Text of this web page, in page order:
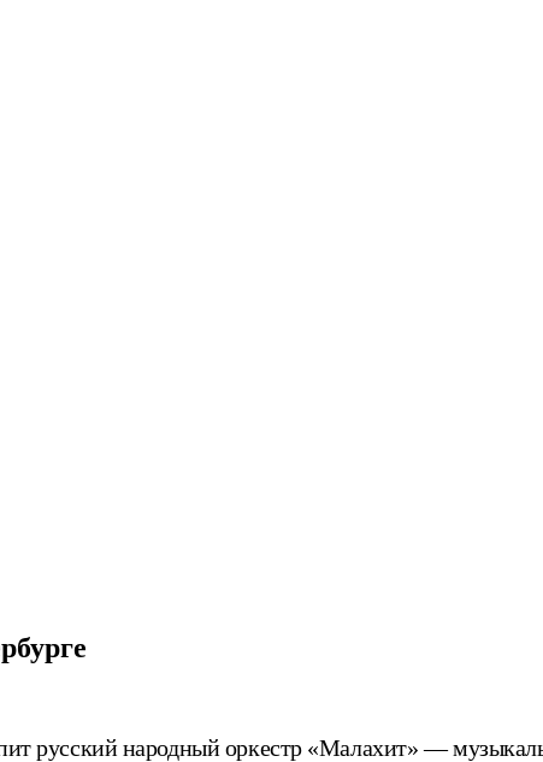
русский народный оркестр «Малахит» —